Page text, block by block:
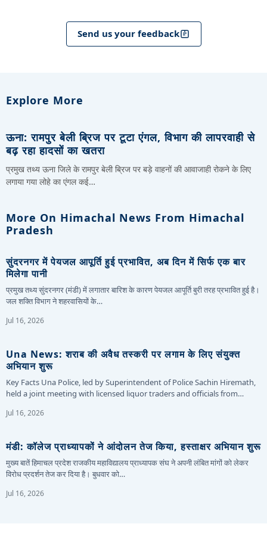
Send us your feedback
Explore More
ऊना: रामपुर बेली ब्रिज पर टूटा एंगल, विभाग की लापरवाही से
बढ़ रहा हादसों का खतरा
प्रमुख तथ्य ऊना जिले के रामपुर बेली ब्रिज पर बड़े वाहनों की आवाजाही रोकने के लिए
लगाया गया लोहे का एंगल कई…
More On Himachal News From Himachal
Pradesh
सुंदरनगर में पेयजल आपूर्ति हुई प्रभावित, अब दिन में सिर्फ एक बार
मिलेगा पानी
प्रमुख तथ्य सुंदरनगर (मंडी) में लगातार बारिश के कारण पेयजल आपूर्ति बुरी तरह प्रभावित हुई है।
जल शक्ति विभाग ने शहरवासियों के…
Jul 16, 2026
Una News: शराब की अवैध तस्करी पर लगाम के लिए संयुक्त
अभियान शुरू
Key Facts Una Police, led by Superintendent of Police Sachin Hiremath,
held a joint meeting with licensed liquor traders and officials from…
Jul 16, 2026
मंडी: कॉलेज प्राध्यापकों ने आंदोलन तेज किया, हस्ताक्षर अभियान शुरू
मुख्य बातें हिमाचल प्रदेश राजकीय महाविद्यालय प्राध्यापक संघ ने अपनी लंबित मांगों को लेकर
विरोध प्रदर्शन तेज कर दिया है। बुधवार को…
Jul 16, 2026